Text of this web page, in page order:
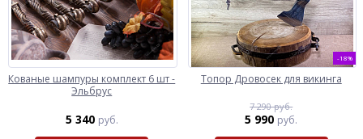
Кованые шампуры комплект 6 шт -
Эльбрус
5 340 руб.
-18%
Топор Дровосек для викинга
7 290 руб.
5 990 руб.